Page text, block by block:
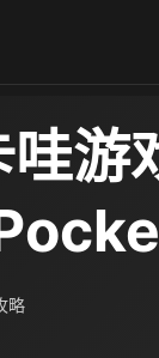
哇游
略